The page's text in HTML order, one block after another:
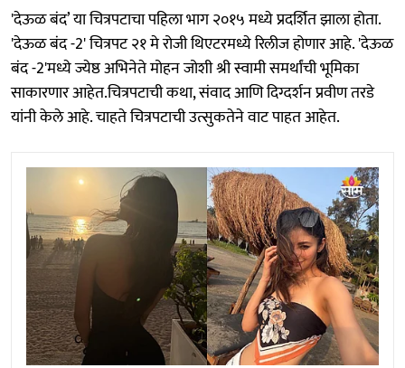
'देऊळ बंद’ या चित्रपटाचा पहिला भाग २०१५ मध्ये प्रदर्शित झाला होता.
'देऊळ बंद -2' चित्रपट २१ मे रोजी थिएटरमध्ये रिलीज होणार आहे. 'देऊळ
बंद -2'मध्ये ज्येष्ठ अभिनेते मोहन जोशी श्री स्वामी समर्थांची भूमिका
साकारणार आहेत.चित्रपटाची कथा, संवाद आणि दिग्दर्शन प्रवीण तरडे
यांनी केले आहे. चाहते चित्रपटाची उत्सुकतेने वाट पाहत आहेत.